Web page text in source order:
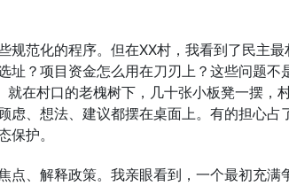
范化的程序。但在XX村，我看到了民主
？项目资金怎么用在刀刃上？这些问题不
在村口的老槐树下，几十张小板凳一摆，
、想法、建议都摆在桌面上。有的担心占
护。
、解释政策。我亲眼看到，一个最初充满